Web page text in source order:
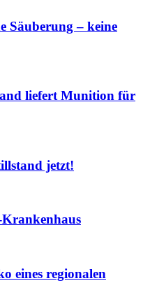
Säuberung – keine
liefert Munition für
jetzt!
eines regionalen